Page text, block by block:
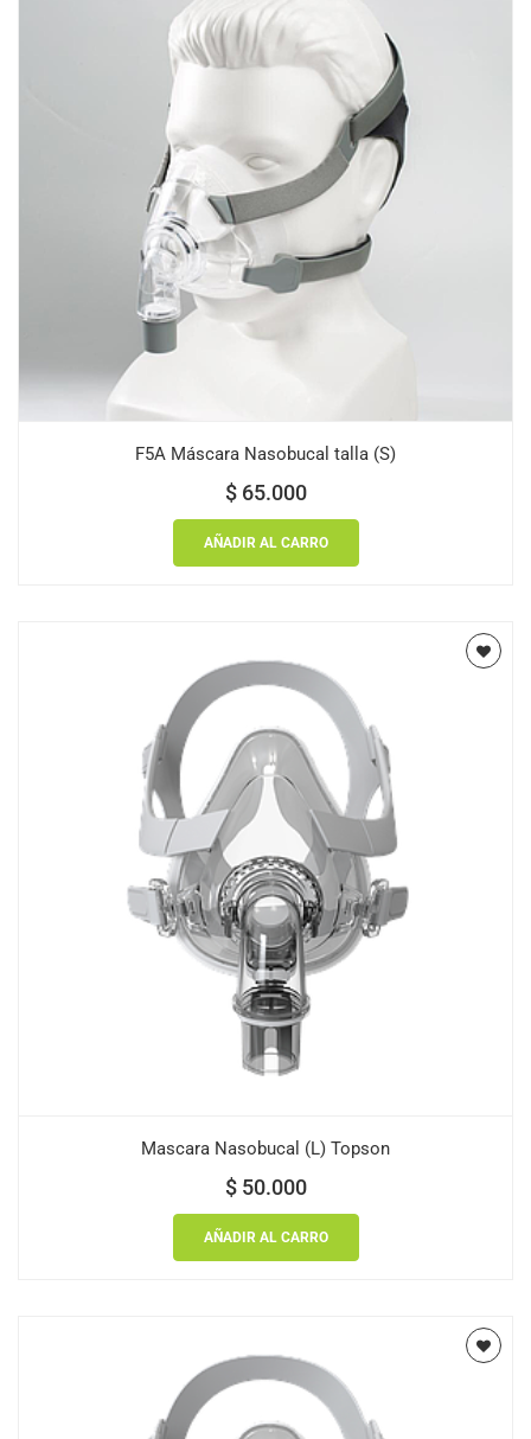
F5A Máscara Nasobucal talla (S)
$ 65.000
AÑADIR AL CARRO
Mascara Nasobucal (L) Topson
$ 50.000
AÑADIR AL CARRO